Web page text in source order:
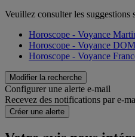
Veuillez consulter les suggestions
Horoscope - Voyance
Horoscope - Voyance
Horoscope - Voyance
Modifier la recherche
Configurer une alerte e-mail
Recevez des notifications par e-
Créer une alerte